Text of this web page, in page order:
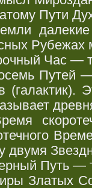
Пути
Рубежах
Час —
Путей
(галактик).
двумя
Путь —
Златых